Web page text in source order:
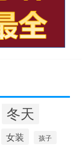
冬天
女装 孩子